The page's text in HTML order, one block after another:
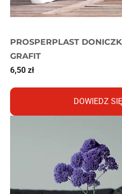
PROSPERPLAST
GRAFIT
6,50 zł
DOWIEDZ